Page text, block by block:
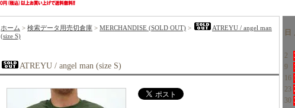
ホーム > 検索データ用売切倉庫 > MERCHANDISE (SOLD OUT) >
ATREYU / angel man
(size S)
ATREYU / angel man (size S)
日
2
9
16
23
30